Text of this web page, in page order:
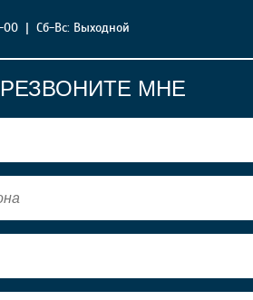
00 | Cб-Вс: Выходной
МНЕ